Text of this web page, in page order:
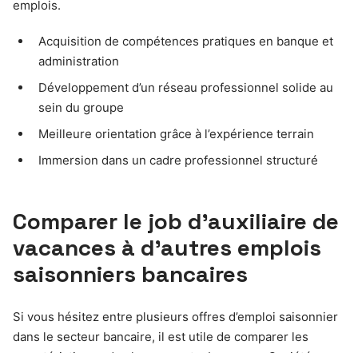
emplois.
Acquisition de compétences pratiques en banque et
administration
Développement d’un réseau professionnel solide au
sein du groupe
Meilleure orientation grâce à l’expérience terrain
Immersion dans un cadre professionnel structuré
Comparer le job d’auxiliaire de
vacances à d’autres emplois
saisonniers bancaires
Si vous hésitez entre plusieurs offres d’emploi saisonnier
dans le secteur bancaire, il est utile de comparer les